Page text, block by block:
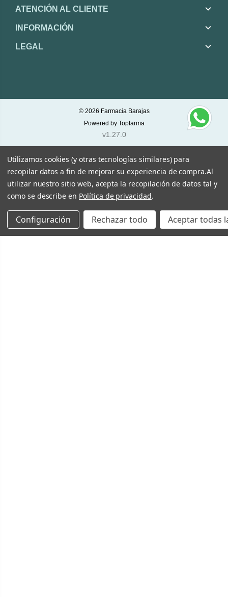
ATENCIÓN AL CLIENTE
INFORMACIÓN
LEGAL
© 2026 Farmacia Barajas
Powered by Topfarma
v1.27.0
Utilizamos cookies (y otras tecnologías similares) para
recopilar datos a fin de mejorar su experiencia de compra.Al
utilizar nuestro sitio web, acepta la recopilación de datos tal y
como se describe en Política de privacidad.
Configuración Rechazar todo Aceptar todas